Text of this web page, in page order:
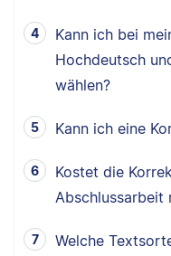
Kann ich bei
Hochdeutsch
wählen?
Kann ich eine
Kostet die
Abschlussarbeit
Welche